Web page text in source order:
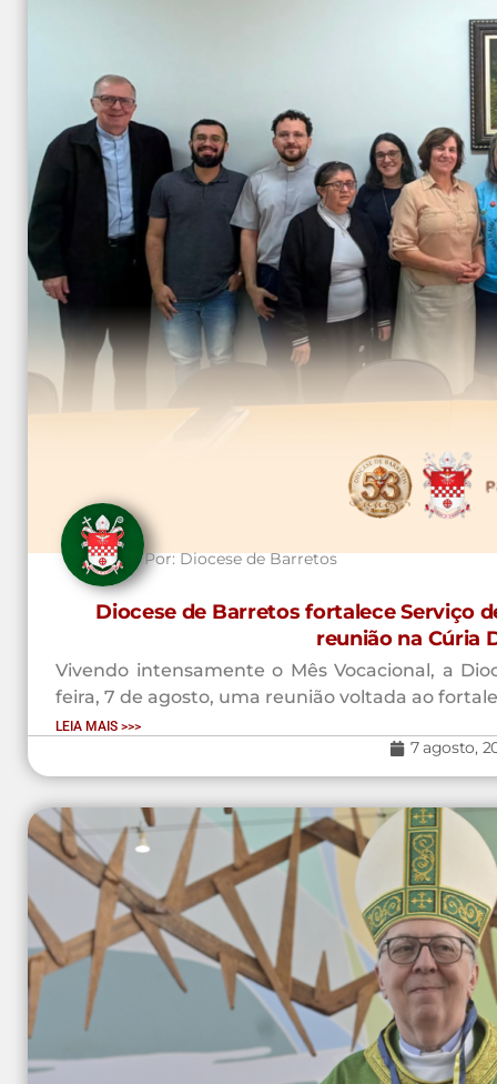
Por:Diocese de Barretos
Diocese de Barretos fortalece Serviço
reunião na Cúria
Vivendo intensamente o Mês Vocacional, a
feira, 7 de agosto, uma reunião voltada ao
LEIA MAIS >>>
7 agosto,